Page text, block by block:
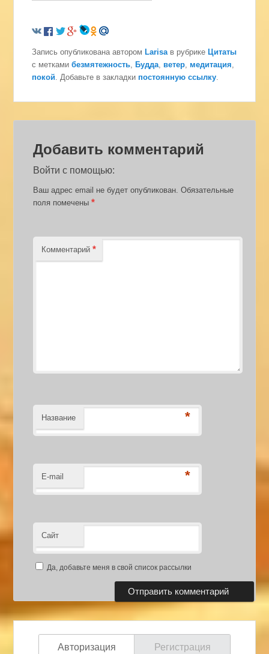
Запись опубликована автором Larisa в рубрике Цитаты
с меткамибезмятежность Будда ветер медитация
покой . Добавьте в закладки постоянную ссылку
Добавить комментарий
Войти с помощью:
Ваш адрес email не будет опубликован. Обязательные
поля помечены*
Комментарий*
Название *
E-mail *
Сайт
Да, добавьте меня в свой список рассылки
Авторизация Регистрация